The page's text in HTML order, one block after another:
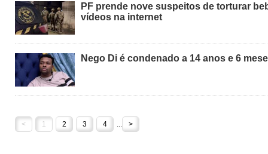
PF prende nove suspeitos de torturar
vídeos na internet
Nego Di é condenado a 14 anos e 6
< 1 2 3 4 ... >